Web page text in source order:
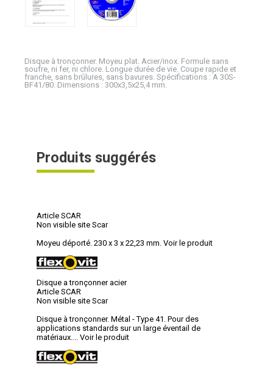
Disque à tronçonner. Moyeu plat. Acier/inox. Formule sans
soufre, ni fer, ni chlore. Longue durée de vie. Coupe rapide et
franche, sans brûlures, sans bavures. Spécifications : A 30S-
BF41/80. Dimensions : 300x3,5x25,4 mm.
Produits suggérés
Article SCAR
Non visible site Scar
Moyeu déporté. 230 x 3 x 22,23 mm. Voir le produit
Disque a tronçonner acier
Article SCAR
Non visible site Scar
Disque à tronçonner. Métal - Type 41. Pour des
applications standards sur un large éventail de
matériaux....
Voir le produit